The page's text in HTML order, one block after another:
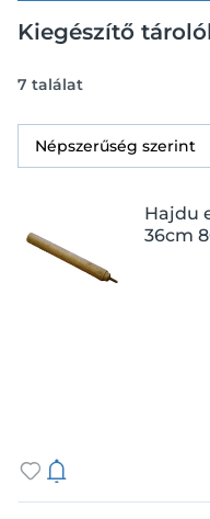
Kiegészítő
7 találat
Hajdu
36cm